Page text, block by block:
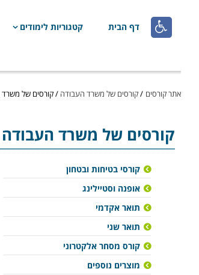
 דף הבית קטגוריות לימודים
אתר קורסים /קורסים של משרד העבודה /קורסים של
קורסים של משרד
קורסי בטיחות ובטחון
אופנה וסטיילינג
תואר אקדמי
תואר שני
קורס מסחר אלקטרוני
מוצרים נוספים